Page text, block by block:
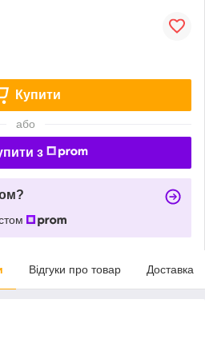
Купити
або
з
Відгуки про товар Доставка